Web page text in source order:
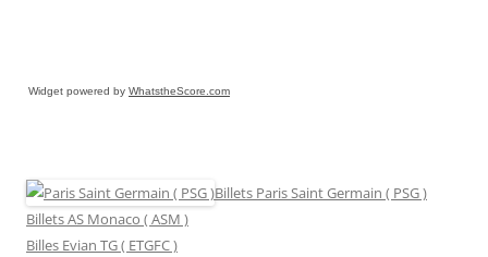
Widget powered by WhatstheScore.com
Billets Paris Saint Germain ( PSG )
Billets AS Monaco ( ASM )
Billes Evian TG ( ETGFC )